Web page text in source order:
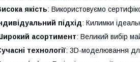
якість: Використовуємо
підхід: Килимки
асортимент: Великий вибір
технології: 3D-моделювання